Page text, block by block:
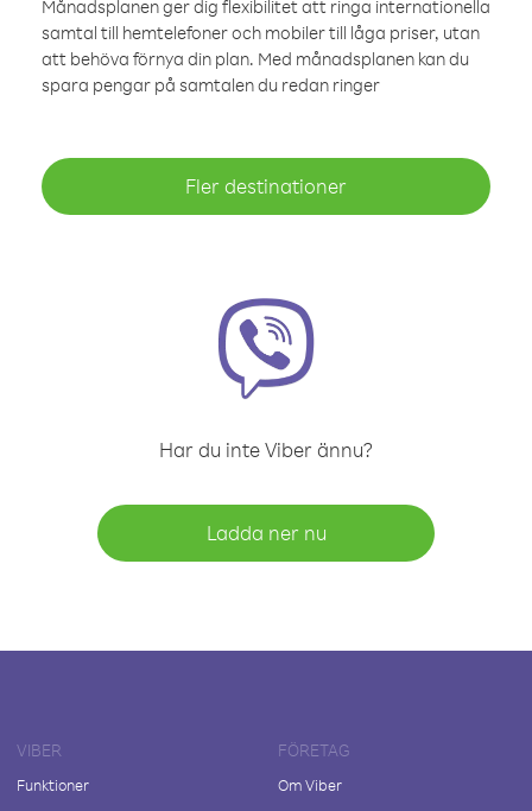
Månadsplanen ger dig flexibilitet att ringa internationella
samtal till hemtelefoner och mobiler till låga priser, utan
att behöva förnya din plan. Med månadsplanen kan du
spara pengar på samtalen du redan ringer
Fler destinationer
Har du inte Viber ännu?
Ladda ner nu
VIBER
Funktioner
FÖRETAG
Om Viber